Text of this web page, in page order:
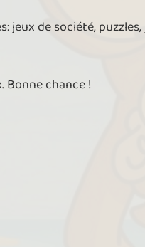
de société,
chance !